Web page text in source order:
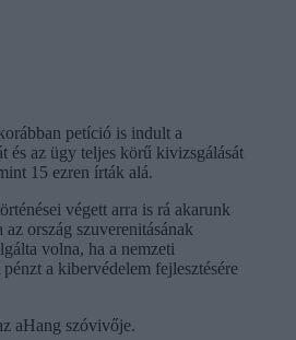
petíció is indult a
és az ügy teljes körű kivizsgálását
15 ezren írták alá.
végett arra is rá akarunk
ország szuverenitásának
volna, ha a nemzeti
a kibervédelem fejlesztésére
aHang szóvivője.